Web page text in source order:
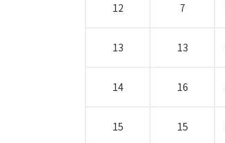
12 7
13 13
14 16
15 15